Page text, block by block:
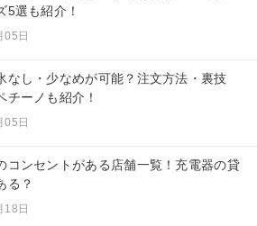
5選も紹介！
05日
なし・少なめが可能？注文方法・裏技
チーノも紹介！
05日
コンセントがある店舗一覧！充電器の貸
る？
18日